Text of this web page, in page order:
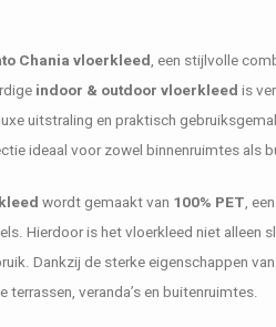
Chania vloerkleed, een stijlvolle
indoor & outdoor vloerkleed is
uitstraling en praktisch
ideaal voor zowel binnenruimtes als
wordt gemaakt van 100% PET,
Hierdoor is het vloerkleed niet alleen
Dankzij de sterke eigenschappen
veranda’s en buitenruimtes.